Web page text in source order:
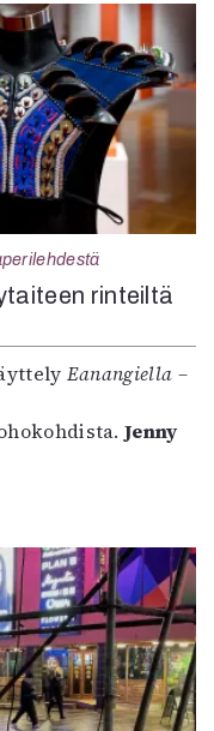
rinteiltä
Eanangiella –
Jenny